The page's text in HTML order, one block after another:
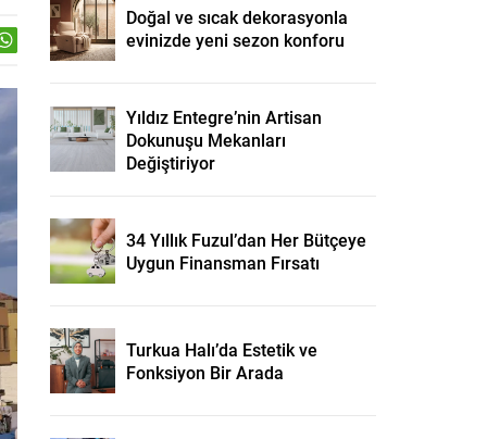
Doğal ve sıcak dekorasyonla
evinizde yeni sezon konforu
Yıldız Entegre’nin Artisan
Dokunuşu Mekanları
Değiştiriyor
34 Yıllık Fuzul’dan Her Bütçeye
Uygun Finansman Fırsatı
Turkua Halı’da Estetik ve
Fonksiyon Bir Arada